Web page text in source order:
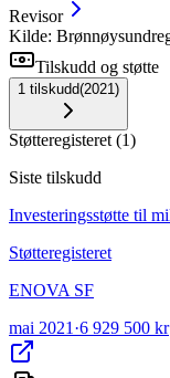
Revisor
Kilde:
Tilskudd og støtte
1 tilskudd(2021)
Støtteregisteret (1)
Siste tilskudd
Investeringsstøtte til
Støtteregisteret
ENOVA SF
mai 2021 ·6 929 500 kr